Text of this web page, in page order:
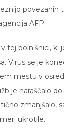
povezanih
AFP.
tej bolnišnici, ki
Virus se je
mestu v
je naraščalo
zmanjšalo,
ukrotile.